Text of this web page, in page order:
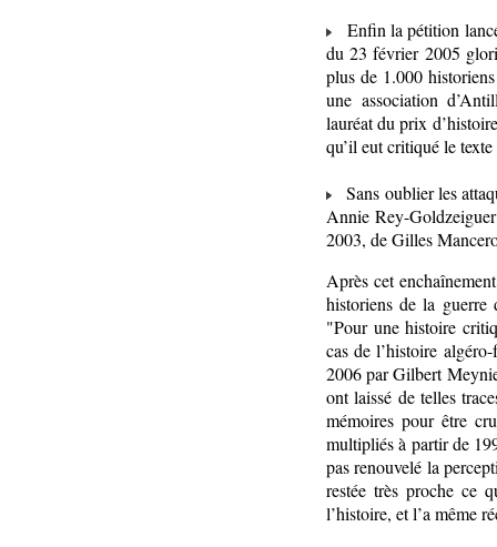
Enfin la pétition
du 23 février 2005
plus de 1.000
une association
lauréat du prix
qu’il eut critiqué le
Sans oublier les
Annie Rey-
2003, de Gilles
Après cet
historiens de la guerre
"Pour une histoire
cas de l’histoire
2006 par Gilbert
ont laissé de telles
mémoires pour être
multipliés à partir de
pas renouvelé la
restée très proche ce
l’histoire, et l’a même